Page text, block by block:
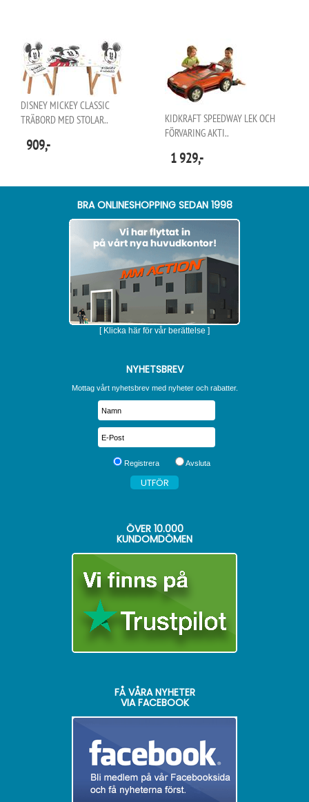
DISNEY MICKEY CLASSIC
TRÄBORD MED STOLAR..
909,-
KIDKRAFT SPEEDWAY LEK OCH
FÖRVARING AKTI..
1 929,-
BRA ONLINESHOPPING SEDAN 1998
[ Klicka här för vår berättelse ]
NYHETSBREV
Mottag vårt nyhetsbrev med nyheter och rabatter.
Registrera Avsluta
ÖVER 10.000
KUNDOMDÖMEN
FÅ VÅRA NYHETER
VIA FACEBOOK